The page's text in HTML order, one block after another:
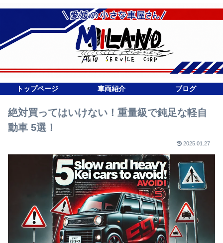
トップページ 車両紹介 ブログ
絶対買ってはいけない！重量級で鈍足な軽自
動車 5選！
2025.01.27